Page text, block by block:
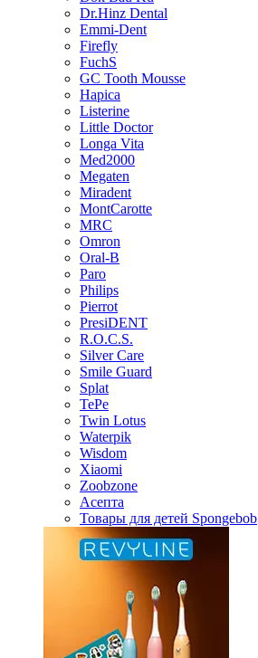
Dr.Hinz Dental
Emmi-Dent
Firefly
FuchS
GC Tooth Mousse
Hapica
Listerine
Little Doctor
Longa Vita
Med2000
Megaten
Miradent
MontCarotte
MRC
Omron
Oral-B
Paro
Philips
Pierrot
PresiDENT
R.O.C.S.
Silver Care
Smile Guard
Splat
TePe
Twin Lotus
Waterpik
Wisdom
Xiaomi
Zoobzone
Асепта
Товары для детей Spongebob